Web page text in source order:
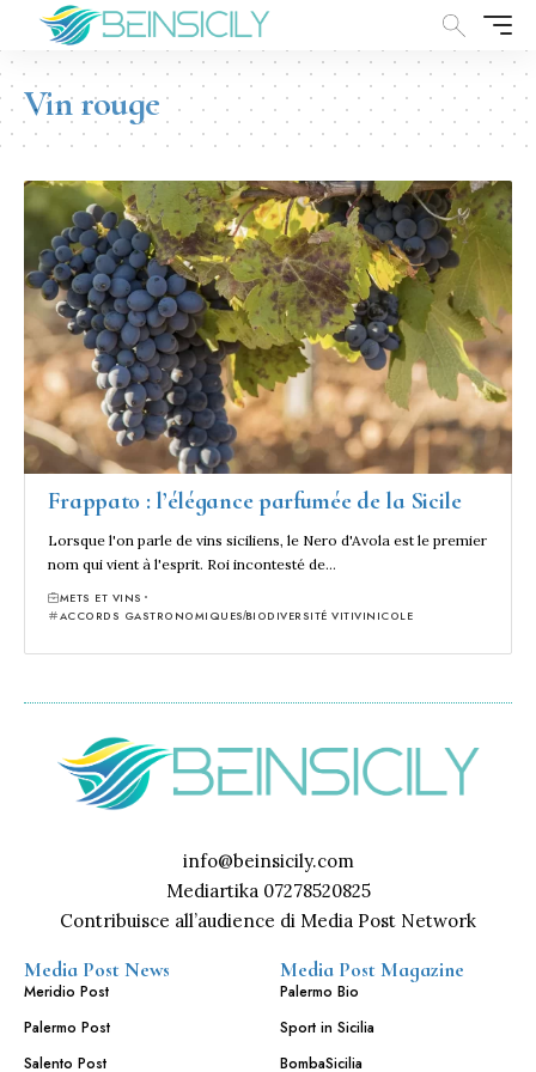
Vin rouge
Frappato : l’élégance parfumée de la Sicile
Lorsque l'on parle de vins siciliens, le Nero d'Avola est le premier
nom qui vient à l'esprit. Roi incontesté de…
METS ET VINS
ACCORDS GASTRONOMIQUESBIODIVERSITÉ VITIVINICOLE
info@beinsicily.com
Mediartika 07278520825
Contribuisce all’audience di Media Post Network
Media Post News
Meridio Post
Palermo Post
Salento Post
Media Post Magazine
Palermo Bio
Sport in Sicilia
BombaSicilia